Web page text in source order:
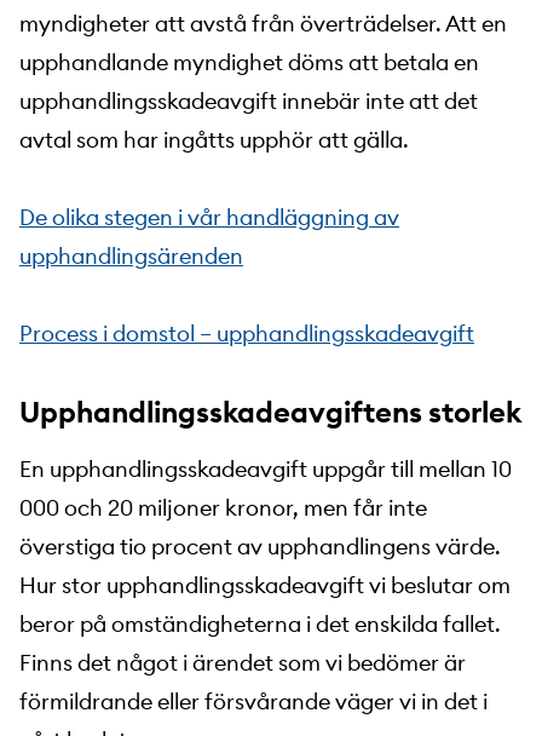
myndigheter att avstå från överträdelser. Att en
upphandlande myndighet döms att betala en
upphandlingsskadeavgift innebär inte att det
avtal som har ingåtts upphör att gälla.
De olika stegen i vår handläggning av
upphandlingsärenden
Process i domstol – upphandlingsskadeavgift
Upphandlingsskadeavgiftens storlek
En upphandlingsskadeavgift uppgår till mellan 10
000 och 20 miljoner kronor, men får inte
överstiga tio procent av upphandlingens värde.
Hur stor upphandlingsskadeavgift vi beslutar om
beror på omständigheterna i det enskilda fallet.
Finns det något i ärendet som vi bedömer är
förmildrande eller försvårande väger vi in det i